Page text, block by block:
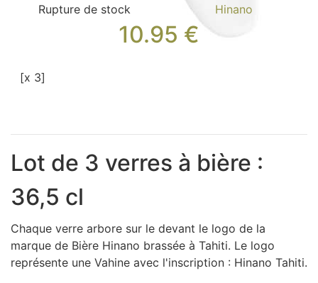
Nouveautés
Rupture de stock
Hinano
10.95 €
[x 3]
Lot de 3 verres à bière :
36,5 cl
Chaque verre arbore sur le devant le logo de la
marque de Bière Hinano brassée à Tahiti. Le logo
représente une Vahine avec l'inscription : Hinano Tahiti.